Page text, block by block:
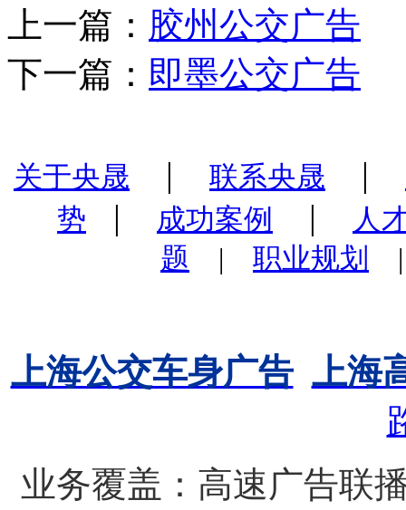
上一篇： 胶州公交广告
下一篇： 即墨公交广告
关于央晟 | 联系央晟 |
势
| 成功案例 |
人
题 | 职业规划
上海公交车身广告 上海
业务覆盖：高速广告联